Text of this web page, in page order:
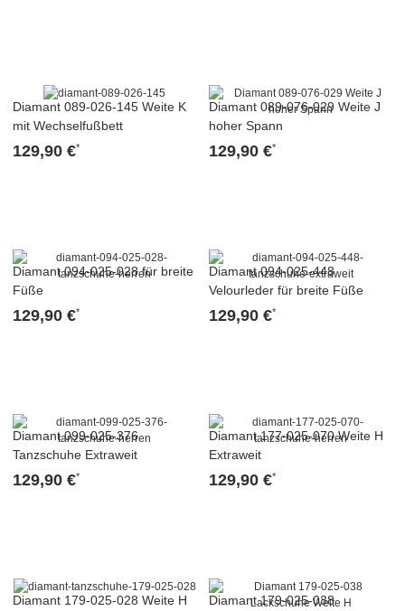
Diamant 089-026-145 Weite K
mit Wechselfußbett
129,90 €*
Diamant 089-076-029 Weite J
hoher Spann
129,90 €*
Diamant 094-025-028 für breite
Füße
129,90 €*
Diamant 094-025-448
Velourleder für breite Füße
129,90 €*
Diamant 099-025-376
Tanzschuhe Extraweit
129,90 €*
Diamant 177-025-070 Weite H
Extraweit
129,90 €*
Diamant 179-025-028 Weite H
Diamant 179-025-038